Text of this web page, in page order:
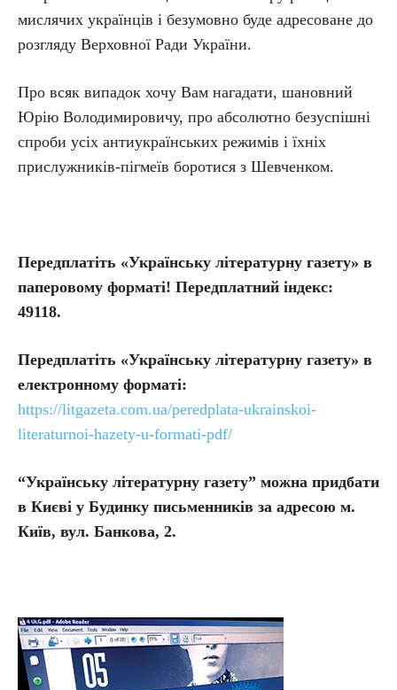
мислячих українців і безумовно буде адресоване до
розгляду Верховної Ради України.
Про всяк випадок хочу Вам нагадати, шановний
Юрію Володимировичу, про абсолютно безуспішні
спроби усіх антиукраїнських режимів і їхніх
прислужників-пігмеїв боротися з Шевченком.
Передплатіть «Українську літературну газету» в
паперовому форматі! Передплатний індекс:
49118.
Передплатіть «Українську літературну газету» в
електронному форматі:
https://litgazeta.com.ua/peredplata-ukrainskoi-
literaturnoi-hazety-u-formati-pdf/
“Українську літературну газету” можна придбати
в Києві у Будинку письменників за адресою м.
Київ, вул. Банкова, 2.